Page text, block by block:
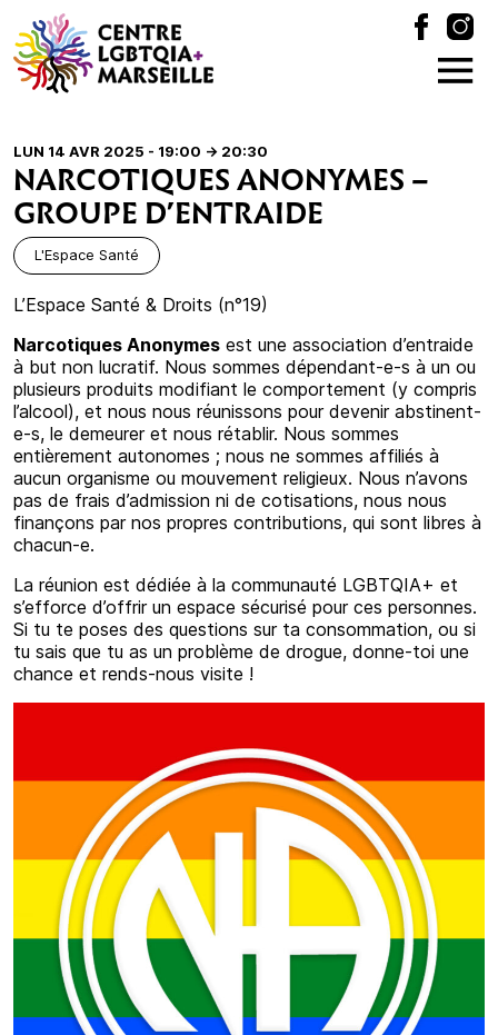
LUN 14 AVR 2025 - 19:00 -> 20:30
NARCOTIQUES ANONYMES –
GROUPE D’ENTRAIDE
L'Espace Santé
L’Espace Santé & Droits (n°19)
Narcotiques Anonymes est une association d’entraide
à but non lucratif. Nous sommes dépendant-e-s à un ou
plusieurs produits modifiant le comportement (y compris
l’alcool), et nous nous réunissons pour devenir abstinent-
e-s, le demeurer et nous rétablir. Nous sommes
entièrement autonomes ; nous ne sommes affiliés à
aucun organisme ou mouvement religieux. Nous n’avons
pas de frais d’admission ni de cotisations, nous nous
finançons par nos propres contributions, qui sont libres à
chacun-e.
La réunion est dédiée à la communauté LGBTQIA+ et
s’efforce d’offrir un espace sécurisé pour ces personnes.
Si tu te poses des questions sur ta consommation, ou si
tu sais que tu as un problème de drogue, donne-toi une
chance et rends-nous visite !